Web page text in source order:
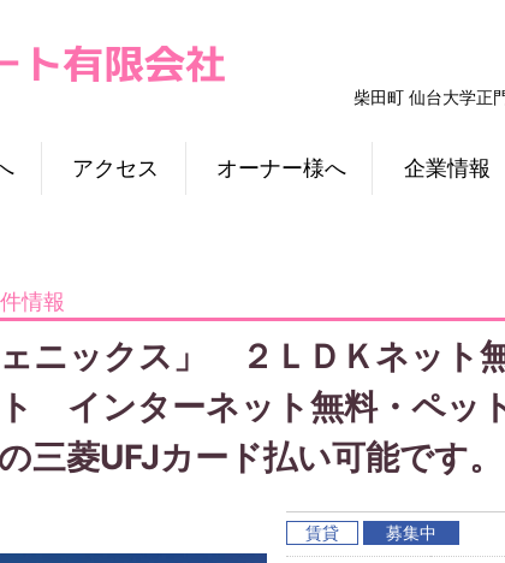
柴田町 仙台大学正
アクセス オーナー様へ 企業情報
情報
ェニックス」 ２ＬＤＫネット
インターネット無料・ペッ
三菱UFJカード払い可能です。
賃貸 募集中